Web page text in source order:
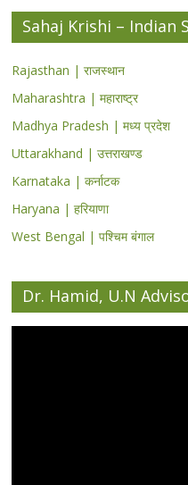
Sahaj Krishi – Indian
Rajasthan | राजस्थान
Maharashtra | महाराष्ट्र
Madhya Pradesh | मध्य प्रदेश
Uttarakhand | उत्तराखण्ड
Karnataka | कर्नाटक
Haryana | हरियाणा
West Bengal | पश्चिम बंगाल
Dr. Hamid, U.N